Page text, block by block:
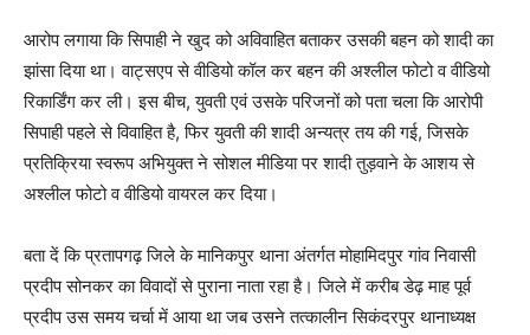
आरोप लगाया कि सिपाही ने खुद को अविवाहित बताकर उसकी बहन को शादी का
झांसा दिया था। वाट्सएप से वीडियो कॉल कर बहन की अश्लील फोटो व वीडियो
रिकार्डिंग कर ली। इस बीच, युवती एवं उसके परिजनों को पता चला कि आरोपी
सिपाही पहले से विवाहित है, फिर युवती की शादी अन्यत्र तय की गई, जिसके
प्रतिक्रिया स्वरूप अभियुक्त ने सोशल मीडिया पर शादी तुड़वाने के आशय से
अश्लील फोटो व वीडियो वायरल कर दिया।
बता दें कि प्रतापगढ़ जिले के मानिकपुर थाना अंतर्गत मोहामिदपुर गांव निवासी
प्रदीप सोनकर का विवादों से पुराना नाता रहा है। जिले में करीब डेढ़ माह पूर्व
प्रदीप उस समय चर्चा में आया था जब उसने तत्कालीन सिकंदरपुर थानाध्यक्ष